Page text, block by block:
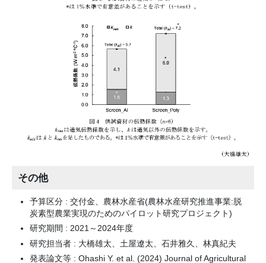
その他
予算区分 : 交付金、農林水産省(農林水産研究推進事業:脱
炭素型農業実現のためのパイロット研究プロジェクト)
研究期間 : 2021～2024年度
研究担当者 : 大橋雄太、土屋遼太、石井雅久、林真紀夫
発表論文等 : Ohashi Y. et al. (2024) Journal of Agricultural